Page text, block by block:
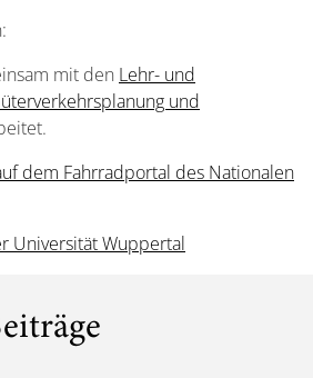
mit den Lehr- und
und
dem Fahrradportal des Nationalen
Universität Wuppertal